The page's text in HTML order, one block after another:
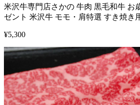
米沢牛専門店さかの 牛肉 黒毛和牛 お
ゼント 米沢牛 モモ・肩特選 すき焼き
¥5,300